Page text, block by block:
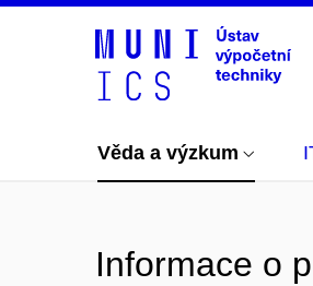
Věda a výzkum
Informace o